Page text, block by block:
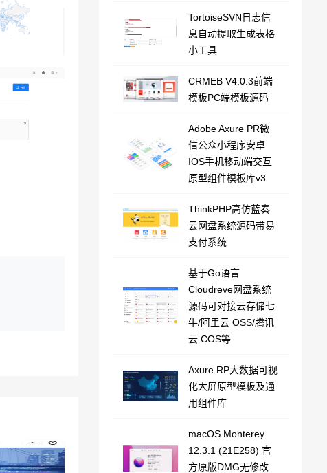
TortoiseSVN日志信
息自动提取生成表格
小工具
CRMEB V4.0.3前端
模板PC端模板源码
Adobe Axure PR微
信公众小程序安卓
IOS手机移动端交互
原型组件模板库v3
ThinkPHP高仿蓝奏
云网盘系统源码带易
支付系统
基于Go语言
Cloudreve网盘系统
源码可对接云存储七
牛/阿里云 OSS/腾讯
云 COS等
Axure RP大数据可视
化大屏原型模板及通
用组件库
macOS Monterey
12.3.1 (21E258) 官
方原版DMG无修改